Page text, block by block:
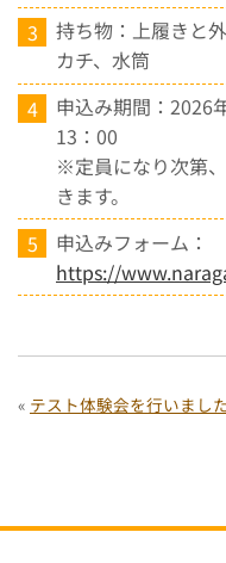
持ち物：上履きと
カチ、水筒
申込み期間：2026
13：00
※定員になり次第
きます。
申込みフォーム：
https://
« テスト体験会を行いまし